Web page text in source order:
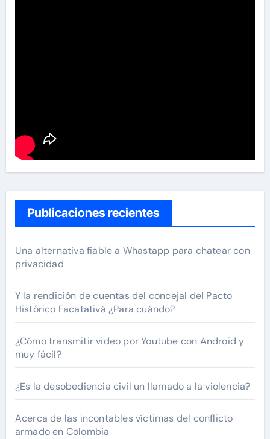
Publicaciones recientes
Una alternativa fiable a Whastapp para chatear con
privacidad
Y la rendición de cuentas del concejal del Pacto
Histórico Facatativá ¿Para cuándo?
¿Cómo transmitir video por Youtube con Android y
muy fácil?
¿Es la desobediencia civil un llamado a la violencia?
Acerca de las incontables víctimas del conflicto
armado en Colombia